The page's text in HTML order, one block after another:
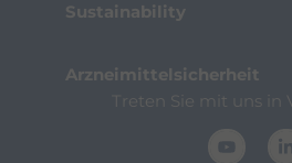
Sustainability
Arzneimittelsicherheit
Treten Sie mit uns in